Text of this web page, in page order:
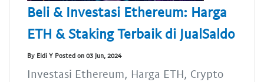
Beli & Investasi Ethereum: Harga
ETH & Staking Terbaik di JualSaldo
By Eldi Y Posted on 03 Jun, 2024
Investasi Ethereum, Harga ETH, Crypto